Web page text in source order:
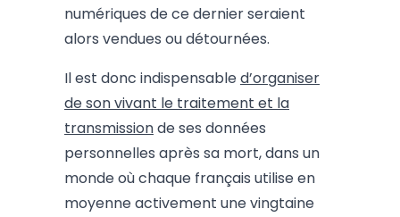
numériques de ce dernier seraient
alors vendues ou détournées.
Il est donc indispensabled’organiser
de son vivant le traitement et la
transmissionde ses données
personnelles après sa mort, dans un
monde où chaque français utilise en
moyenne activement une vingtaine